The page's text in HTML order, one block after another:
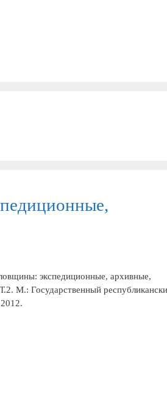
экспедиционные, архивные,
М.: Государственный